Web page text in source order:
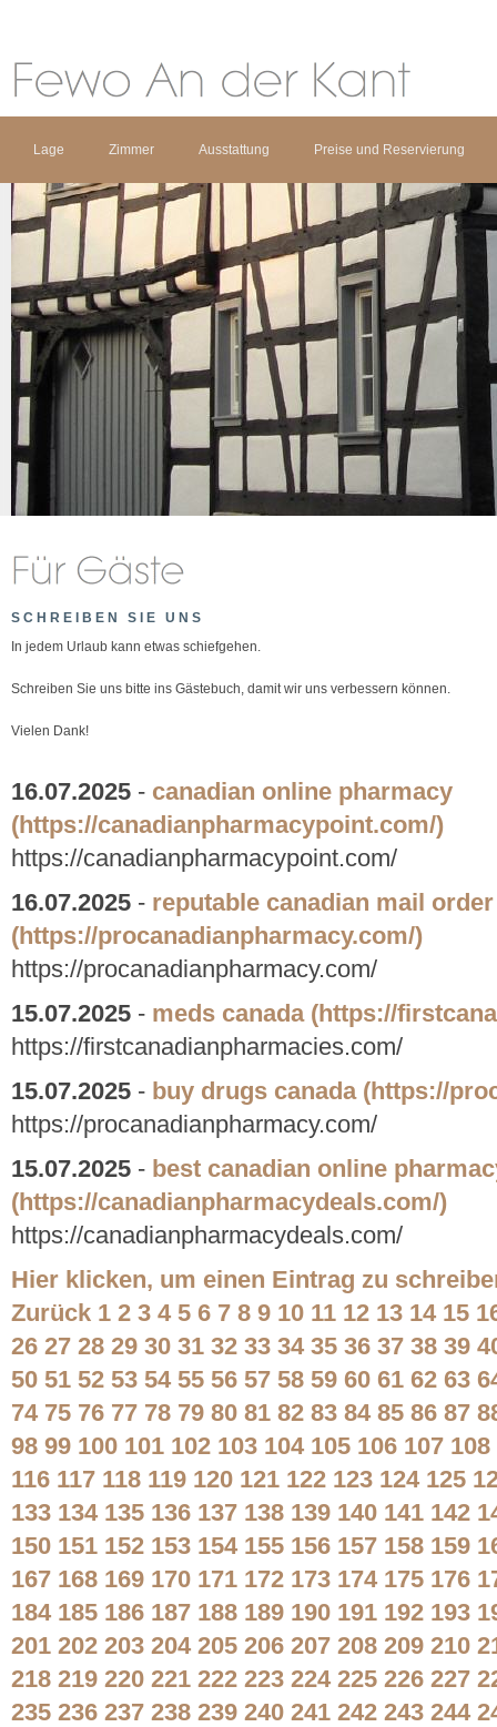
Lage Zimmer Ausstattung Preise und Reservierung
SCHREIBEN SIE UNS
In jedem Urlaub kann etwas schiefgehen.
Schreiben Sie uns bitte ins Gästebuch, damit wir uns verbessern können.
Vielen Dank!
16.07.2025 - canadian online pharmacy
(https://canadianpharmacypoint.com/)
https://canadianpharmacypoint.com/
16.07.2025 - reputable canadian mail
(https://procanadianpharmacy.com/)
https://procanadianpharmacy.com/
15.07.2025 - meds canada (https://
https://firstcanadianpharmacies.com/
15.07.2025 - buy drugs canada (https://
https://procanadianpharmacy.com/
15.07.2025 - best canadian online
(https://canadianpharmacydeals.com/)
https://canadianpharmacydeals.com/
Hier klicken, um einen Eintrag zu
Zurück 1 2 3 4 5 6 7 8 9 10 11 12 13 14 15
26 27 28 29 30 31 32 33 34 35 36 37 38 39
50 51 52 53 54 55 56 57 58 59 60 61 62 63
74 75 76 77 78 79 80 81 82 83 84 85 86 87
98 99 100 101 102 103 104 105 106 107 108
116 117 118 119 120 121 122 123 124 125
133 134 135 136 137 138 139 140 141 142
150 151 152 153 154 155 156 157 158 159
167 168 169 170 171 172 173 174 175 176
184 185 186 187 188 189 190 191 192 193
201 202 203 204 205 206 207 208 209 210
218 219 220 221 222 223 224 225 226 227
235 236 237 238 239 240 241 242 243 244